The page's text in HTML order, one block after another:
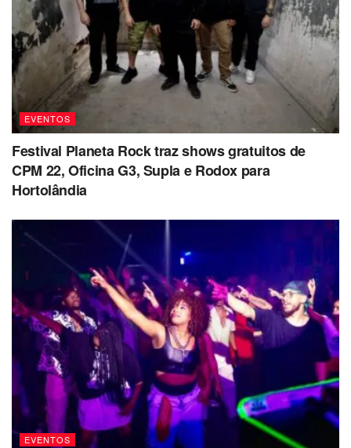
EVENTOS
Festival Planeta Rock traz shows gratuitos de
CPM 22, Oficina G3, Supla e Rodox para
Hortolândia
EVENTOS